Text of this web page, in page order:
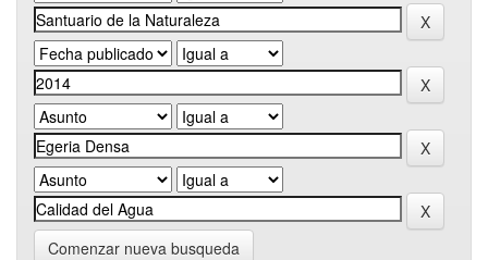
Comenzar nueva busqueda